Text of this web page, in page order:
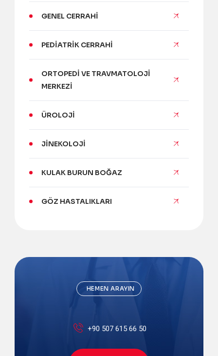
GENEL CERRAHI
PEDIATRIK CERRAHI
ORTOPEDI VE TRAVMATOLOJI
MERKEZI
ÜROLOJI
JINEKOLOJI
KULAK BURUN BOĞAZ
GÖZ HASTALIKLARI
HEMEN ARAYIN
+90 507 615 66 50